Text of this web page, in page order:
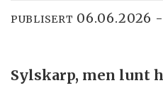
PUBLISERT 06.06.2026
Sylskarp, men lunt